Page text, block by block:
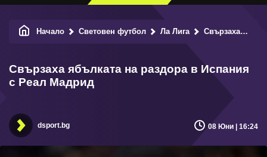
Начало Световен футбол Ла Лига Свързаха ябълката на раздора в Испания с Реал Мадрид
Свързаха ябълката на раздора в Испания
с Реал Мадрид
dsport.bg 08 Юни | 16:24